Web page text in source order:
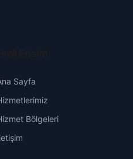
Sayfa
Bölgeleri